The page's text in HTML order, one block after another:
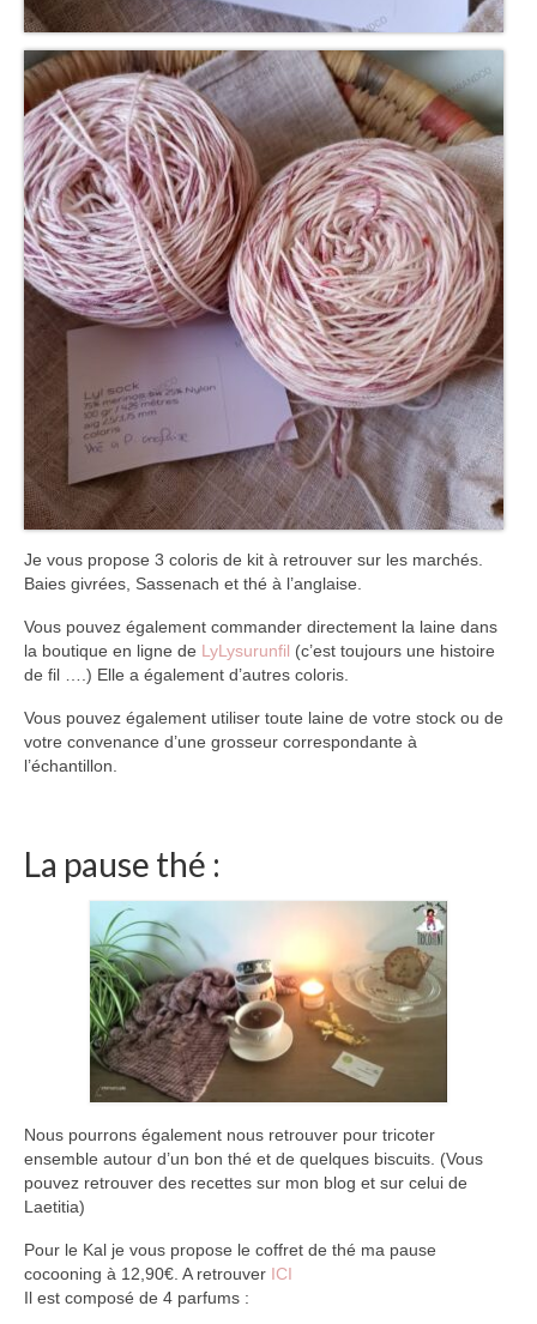
Je vous propose 3 coloris de kit à retrouver sur les marchés.
Baies givrées, Sassenach et thé à l’anglaise.
Vous pouvez également commander directement la laine dans
la boutique en ligne de LyLysurunfil (c’est toujours une histoire
de fil ….) Elle a également d’autres coloris.
Vous pouvez également utiliser toute laine de votre stock ou de
votre convenance d’une grosseur correspondante à
l’échantillon.
La pause thé :
Nous pourrons également nous retrouver pour tricoter
ensemble autour d’un bon thé et de quelques biscuits. (Vous
pouvez retrouver des recettes sur mon blog et sur celui de
Laetitia)
Pour le Kal je vous propose le coffret de thé ma pause
cocooning à 12,90€. A retrouver ICI
Il est composé de 4 parfums :